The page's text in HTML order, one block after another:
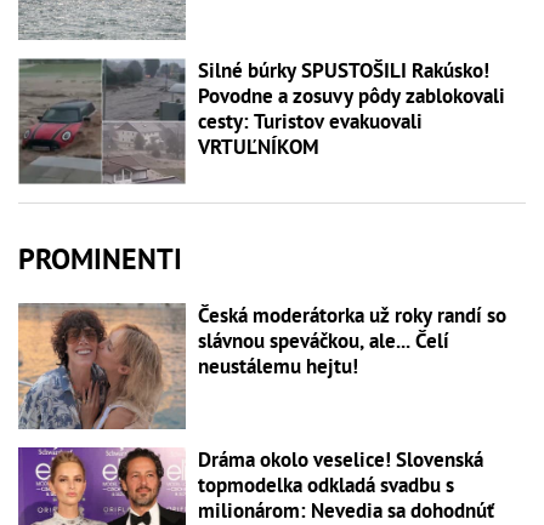
Silné búrky SPUSTOŠILI Rakúsko!
Povodne a zosuvy pôdy zablokovali
cesty: Turistov evakuovali
VRTUĽNÍKOM
PROMINENTI
Česká moderátorka už roky randí so
slávnou speváčkou, ale... Čelí
neustálemu hejtu!
Dráma okolo veselice! Slovenská
topmodelka odkladá svadbu s
milionárom: Nevedia sa dohodnúť